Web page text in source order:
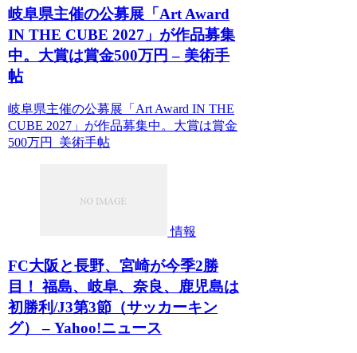
岐阜県主催の公募展「Art Award
IN THE CUBE 2027」が作品募集
中。大賞は賞金500万円 – 美術手
帖
岐阜県主催の公募展「Art Award IN THE
CUBE 2027」が作品募集中。大賞は賞金
500万円 美術手帖
情報
FC大阪と長野、宮崎が今季2勝
目！ 福島、岐阜、奈良、鹿児島は
初勝利/J3第3節（サッカーキン
グ） – Yahoo!ニュース